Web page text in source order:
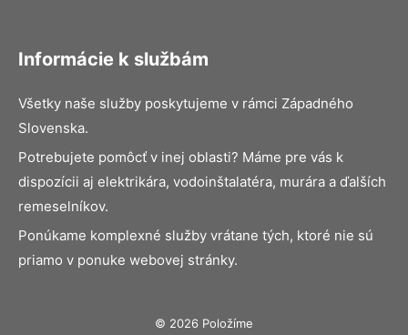
Informácie k službám
Všetky naše služby poskytujeme v rámci Západného
Slovenska.
Potrebujete pomôcť v inej oblasti? Máme pre vás k
dispozícii aj elektrikára, vodoinštalatéra, murára a ďalších
remeselníkov.
Ponúkame komplexné služby vrátane tých, ktoré nie sú
priamo v ponuke webovej stránky.
© 2026 Položíme